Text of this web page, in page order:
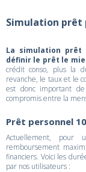
Simulation prêt
La simulation prêt
définir le prêt le
crédit conso, plus la
revanche, le taux et le
est donc important
compromis entre la
Prêt personnel
Actuellement,
remboursement
financiers. Voici les
par nos utilisateurs :